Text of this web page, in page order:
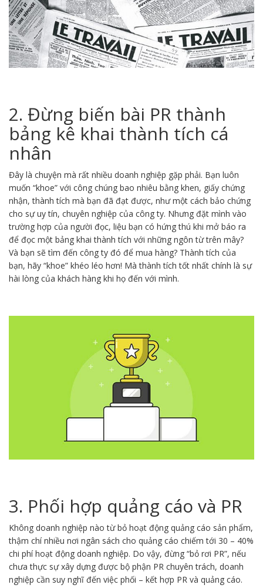
2. Đừng biến bài PR thành
bảng kê khai thành tích cá
nhân
Đây là chuyện mà rất nhiều doanh nghiệp gặp phải. Bạn luôn
muốn “khoe” với công chúng bao nhiêu bằng khen, giấy chứng
nhận, thành tích mà bạn đã đạt được, như một cách bảo chứng
cho sự uy tín, chuyên nghiệp của công ty. Nhưng đặt mình vào
trường hợp của người đọc, liệu bạn có hứng thú khi mở báo ra
để đọc một bảng khai thành tích với những ngôn từ trên mây?
Và bạn sẽ tìm đến công ty đó để mua hàng? Thành tích của
bạn, hãy “khoe” khéo léo hơn! Mà thành tích tốt nhất chính là sự
hài lòng của khách hàng khi họ đến với mình.
3. Phối hợp quảng cáo và PR
Không doanh nghiệp nào từ bỏ hoạt động quảng cáo sản phẩm,
thậm chí nhiều nơi ngân sách cho quảng cáo chiếm tới 30 – 40%
chi phí hoạt động doanh nghiệp. Do vậy, đừng “bỏ rơi PR”, nếu
chưa thực sự xây dựng được bộ phận PR chuyên trách, doanh
nghiệp cần suy nghĩ đến việc phối – kết hợp PR và quảng cáo.